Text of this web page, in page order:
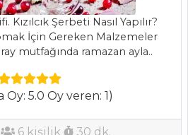
Kızılcık Şerbeti Nasıl Yapılır?
İçin Gereken Malzemeler
mutfağında ramazan ayla..
Oy: 5.0 Oy veren: 1)
6 kişilik 30 dk.